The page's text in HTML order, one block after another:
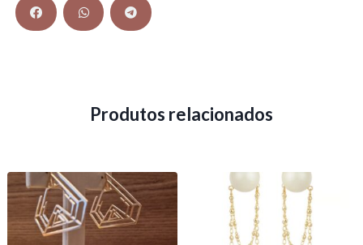
Produtos relacionados